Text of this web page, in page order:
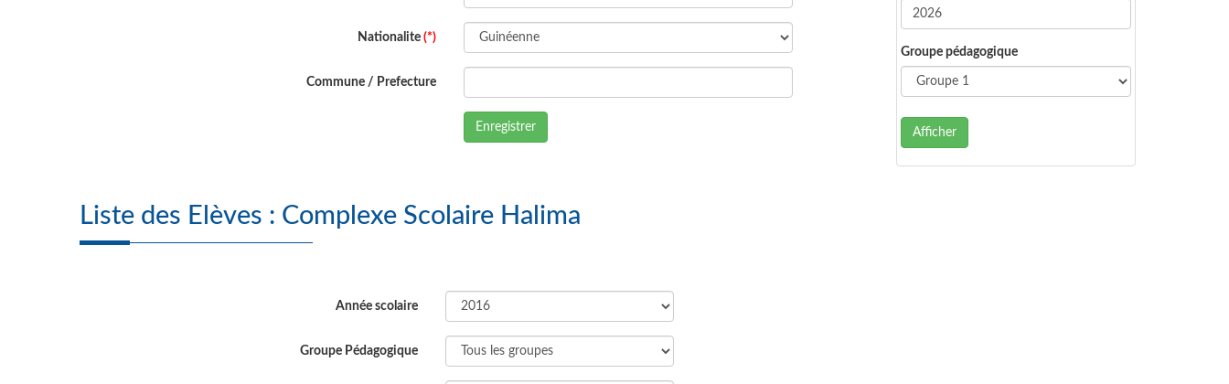
Nationalite (*)
Commune / Prefecture
Enregistrer
Groupe pédagogique
Afficher
Liste des Elèves : Complexe Scolaire Halima
Année scolaire
Groupe Pédagogique